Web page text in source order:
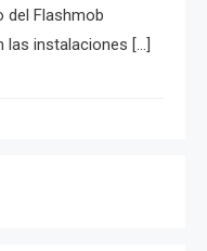
del Flashmob
las instalaciones […]